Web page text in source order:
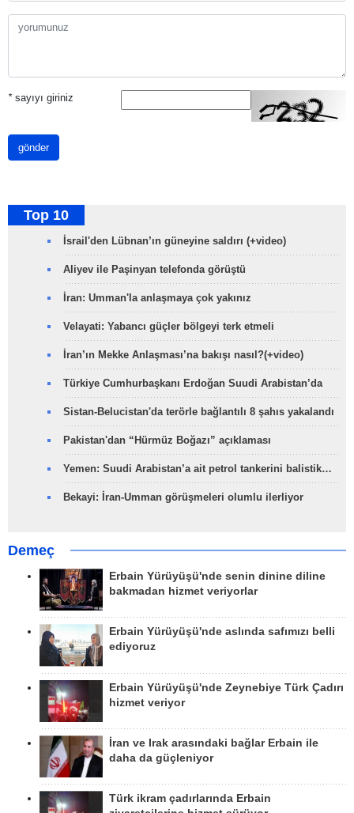
*sayıyı giriniz
gönder
Top 10
İsrail'den Lübnan’ın güneyine saldırı (+video)
Aliyev ile Paşinyan telefonda görüştü
İran: Umman'la anlaşmaya çok yakınız
Velayati: Yabancı güçler bölgeyi terk etmeli
İran’ın Mekke Anlaşması’na bakışı nasıl?(+video)
Türkiye Cumhurbaşkanı Erdoğan Suudi Arabistan’da
Sistan-Belucistan'da terörle bağlantılı 8 şahıs yakalandı
Pakistan'dan “Hürmüz Boğazı” açıklaması
Yemen: Suudi Arabistan’a ait petrol tankerini balistik…
Bekayi: İran-Umman görüşmeleri olumlu ilerliyor
Demeç
Erbain Yürüyüşü'nde senin dinine diline
bakmadan hizmet veriyorlar
Erbain Yürüyüşü'nde aslında safımızı belli
ediyoruz
Erbain Yürüyüşü'nde Zeynebiye Türk Çadırı
hizmet veriyor
İran ve Irak arasındaki bağlar Erbain ile
daha da güçleniyor
Türk ikram çadırlarında Erbain